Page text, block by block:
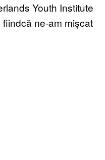
Youth Institute
ne-am mișcat